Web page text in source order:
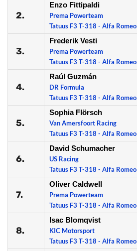
2.
Enzo Fittipaldi
Prema Powerteam
Tatuus F3 T-318 - Alfa Romeo
3.
Frederik Vesti
Prema Powerteam
Tatuus F3 T-318 - Alfa Romeo
4.
Raúl Guzmán
DR Formula
Tatuus F3 T-318 - Alfa Romeo
5.
Sophia Flörsch
Van Amersfoort Racing
Tatuus F3 T-318 - Alfa Romeo
6.
David Schumacher
US Racing
Tatuus F3 T-318 - Alfa Romeo
7.
Oliver Caldwell
Prema Powerteam
Tatuus F3 T-318 - Alfa Romeo
8.
Isac Blomqvist
KIC Motorsport
Tatuus F3 T-318 - Alfa Romeo